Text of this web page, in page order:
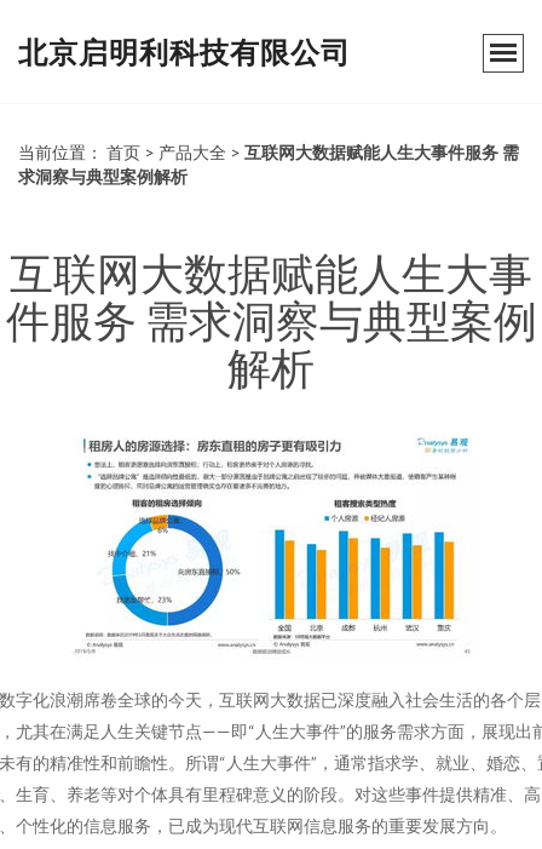
北京启明利科技有限公司
当前位置： 首页 > 产品大全 > 互联网大数据赋能人生大事件服务 需
求洞察与典型案例解析
互联网大数据赋能人生大事
件服务 需求洞察与典型案例
解析
字化浪潮席卷全球的今天，互联网大数据已深度融入社会生活的各个层
尤其在满足人生关键节点——即“人生大事件”的服务需求方面，展现出
有的精准性和前瞻性。所谓“人生大事件”，通常指求学、就业、婚恋、
生育、养老等对个体具有里程碑意义的阶段。对这些事件提供精准、高
个性化的信息服务，已成为现代互联网信息服务的重要发展方向。